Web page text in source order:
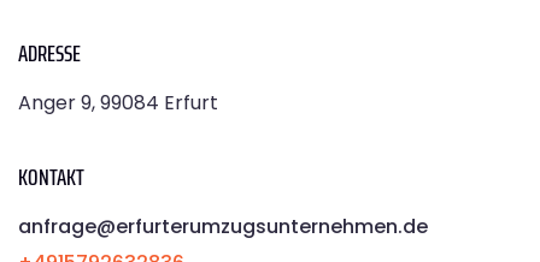
ADRESSE
Anger 9, 99084 Erfurt
KONTAKT
anfrage@erfurterumzugsunternehmen.de